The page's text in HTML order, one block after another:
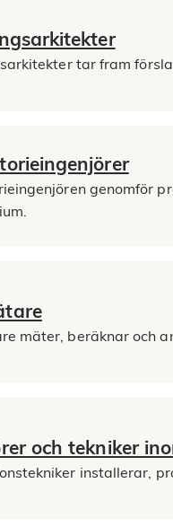
tar fram
genomför
mäter, beräknar och
och tekniker
installerar,